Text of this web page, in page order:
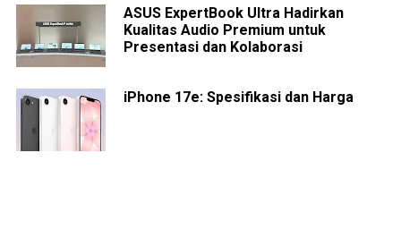
ASUS ExpertBook Ultra Hadirkan
Kualitas Audio Premium untuk
Presentasi dan Kolaborasi
iPhone 17e: Spesifikasi dan Harga